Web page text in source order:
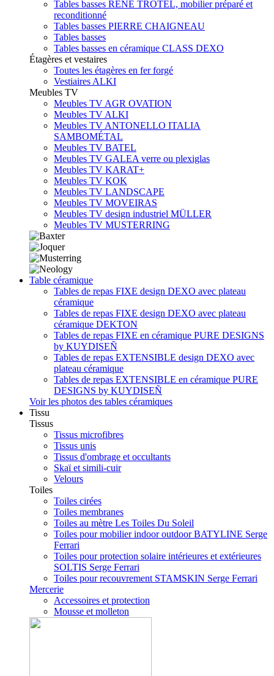
Tables basses RENÉ TROTEL, mobilier préparé et
reconditionné
Tables basses PIERRE CHAIGNEAU
Tables basses
Tables basses en céramique CLASS DEXO
Étagères et vestaires
Toutes les étagères en fer forgé
Vestiaires ALKI
Meubles TV
Meubles TV AGR OVATION
Meubles TV ALKI
Meubles TV ANTONELLO ITALIA
SAMBOMÉTAL
Meubles TV BATEL
Meubles TV GALEA verre ou plexiglas
Meubles TV KARAT+
Meubles TV KOK
Meubles TV LANDSCAPE
Meubles TV MOVEIRAS
Meubles TV design industriel MÜLLER
Meubles TV MUSTERRING
Table céramique
Tables de repas FIXE design DEXO avec plateau
céramique
Tables de repas FIXE design DEXO avec plateau
céramique DEKTON
Tables de repas FIXE en céramique PURE DESIGNS
by KUYDISEÑ
Tables de repas EXTENSIBLE design DEXO avec
plateau céramique
Tables de repas EXTENSIBLE en céramique PURE
DESIGNS by KUYDISEÑ
Voir les photos des tables céramiques
Tissu
Tissus
Tissus microfibres
Tissus unis
Tissus d'ombrage et occultants
Skaï et simili-cuir
Velours
Toiles
Toiles cirées
Toiles membranes
Toiles au mètre Les Toiles Du Soleil
Toiles pour mobilier indoor outdoor BATYLINE Serge
Ferrari
Toiles pour protection solaire intérieures et extérieures
SOLTIS Serge Ferrari
Toiles pour recouvrement STAMSKIN Serge Ferrari
Mercerie
Accessoires et protection
Mousse et molleton